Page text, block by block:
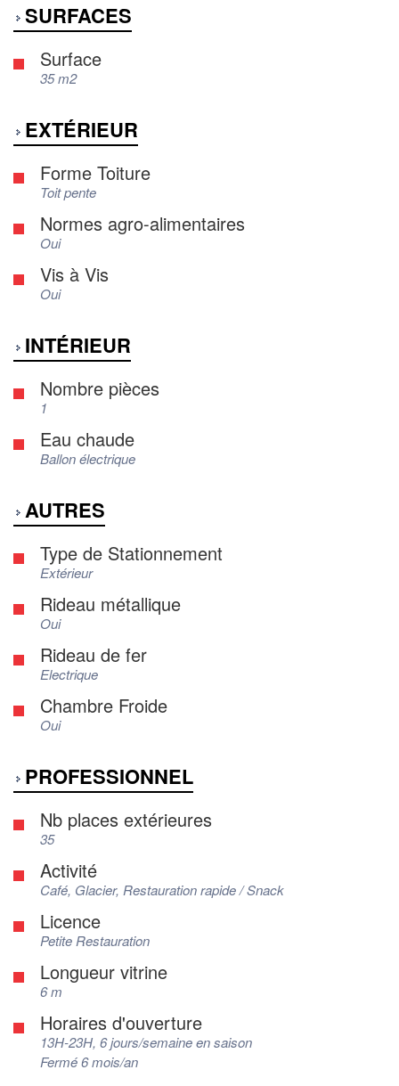
SURFACES
Surface
35 m2
EXTÉRIEUR
Forme Toiture
Toit pente
Normes agro-alimentaires
Oui
Vis à Vis
Oui
INTÉRIEUR
Nombre pièces
1
Eau chaude
Ballon électrique
AUTRES
Type de Stationnement
Extérieur
Rideau métallique
Oui
Rideau de fer
Electrique
Chambre Froide
Oui
PROFESSIONNEL
Nb places extérieures
35
Activité
Café, Glacier, Restauration rapide / Snack
Licence
Petite Restauration
Longueur vitrine
6 m
Horaires d'ouverture
13H-23H, 6 jours/semaine en saison
Fermé 6 mois/an